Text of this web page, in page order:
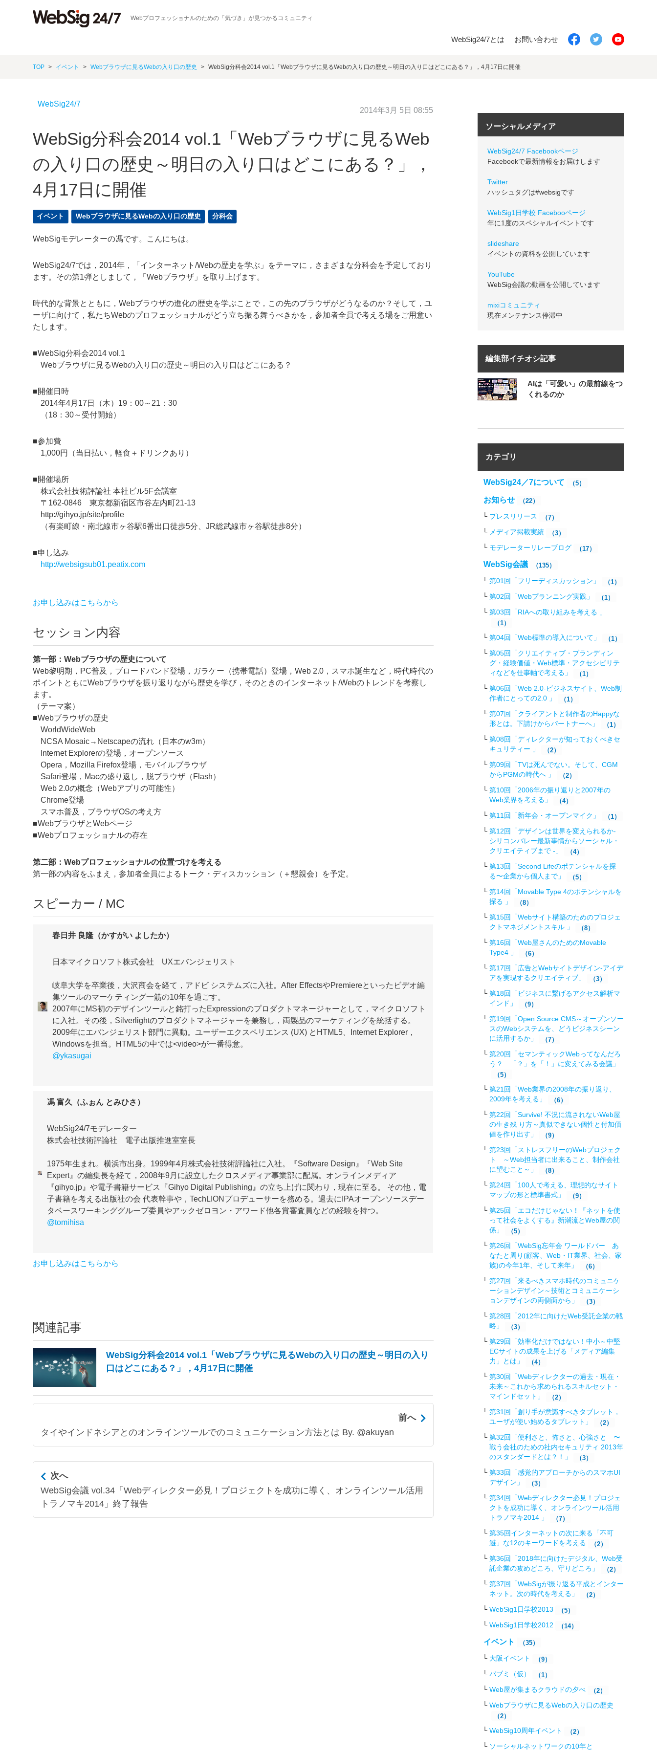
Webプロフェッショナルのための「気づき」が見つかるコミュニティ
WebSig24/7とは お問い合わせ
TOP イベント Webブラウザに見るWebの入り口の歴史 WebSig分科会2014 vol.1「Webブラウザに見るWebの入り口の歴史～明日の入り口はどこにある？」，4月17日に開催
WebSig24/7
2014年3月 5日 08:55
WebSig分科会2014 vol.1「Webブラウザに見るWeb
の入り口の歴史～明日の入り口はどこにある？」，
4月17日に開催
イベント Webブラウザに見るWebの入り口の歴史 分科会
WebSigモデレーターの馮です。こんにちは。
WebSig24/7では，2014年，「インターネット/Webの歴史を学ぶ」をテーマに，さまざまな分科会を予定しており
ます。その第1弾としまして，「Webブラウザ」を取り上げます。
時代的な背景とともに，Webブラウザの進化の歴史を学ぶことで，この先のブラウザがどうなるのか？そして，ユ
ーザに向けて，私たちWebのプロフェッショナルがどう立ち振る舞うべきかを，参加者全員で考える場をご用意い
たします。
■WebSig分科会2014 vol.1
Webブラウザに見るWebの入り口の歴史～明日の入り口はどこにある？
■開催日時
2014年4月17日（木）19：00～21：30
（18：30～受付開始）
■参加費
1,000円（当日払い，軽食＋ドリンクあり）
■開催場所
株式会社技術評論社 本社ビル5F会議室
〒162-0846 東京都新宿区市谷左内町21-13
http://gihyo.jp/site/profile
（有楽町線・南北線市ヶ谷駅6番出口徒歩5分、JR総武線市ヶ谷駅徒歩8分）
■申し込み
http://websigsub01.peatix.com
お申し込みはこちらから
セッション内容
第一部：Webブラウザの歴史について
Web黎明期，PC普及，ブロードバンド登場，ガラケー（携帯電話）登場，Web 2.0，スマホ誕生など，時代時代の
ポイントともにWebブラウザを振り返りながら歴史を学び，そのときのインターネット/Webのトレンドを考察し
ます。
（テーマ案）
■Webブラウザの歴史
WorldWideWeb
NCSA Mosaic→Netscapeの流れ（日本のw3m）
Internet Explorerの登場，オープンソース
Opera，Mozilla Firefox登場，モバイルブラウザ
Safari登場，Macの盛り返し，脱ブラウザ（Flash）
Web 2.0の概念（Webアプリの可能性）
Chrome登場
スマホ普及，ブラウザOSの考え方
■WebブラウザとWebページ
■Webプロフェッショナルの存在
第二部：Webプロフェッショナルの位置づけを考える
第一部の内容をふまえ，参加者全員によるトーク・ディスカッション（＋懇親会）を予定。
スピーカー / MC
春日井 良隆（かすがい よしたか）
日本マイクロソフト株式会社 UXエバンジェリスト
岐阜大学を卒業後，大沢商会を経て，アドビ システムズに入社。After EffectsやPremiereといったビデオ編
集ツールのマーケティング一筋の10年を過ごす。
2007年にMS初のデザインツールと銘打ったExpressionのプロダクトマネージャーとして，マイクロソフト
に入社。その後，Silverlightのプロダクトマネージャーを兼務し，両製品のマーケティングを統括する。
2009年にエバンジェリスト部門に異動。ユーザーエクスペリエンス (UX) とHTML5、Internet Explorer，
Windowsを担当。HTML5の中では<video>が一番得意。
@ykasugai
馮 富久（ふぉん とみひさ）
WebSig24/7モデレーター
株式会社技術評論社 電子出版推進室室長
1975年生まれ。横浜市出身。1999年4月株式会社技術評論社に入社。『Software Design』『Web Site
Expert』の編集長を経て，2008年9月に設立したクロスメディア事業部に配属。オンラインメディア
『gihyo.jp』や電子書籍サービス『Gihyo Digital Publishing』の立ち上げに関わり，現在に至る。 その他，電
子書籍を考える出版社の会 代表幹事や，TechLIONプロデューサーを務める。過去にIPAオープンソースデー
タベースワーキンググループ委員やアックゼロヨン・アワード他各賞審査員などの経験を持つ。
@tomihisa
お申し込みはこちらから
関連記事
WebSig分科会2014 vol.1「Webブラウザに見るWebの入り口の歴史～明日の入り
口はどこにある？」，4月17日に開催
前へ
タイやインドネシアとのオンラインツールでのコミュニケーション方法とは By. @akuyan
次へ
WebSig会議 vol.34「Webディレクター必見！プロジェクトを成功に導く、オンラインツール活用
トラノマキ2014」終了報告
ソーシャルメディア
WebSig24/7 Facebookページ
Facebookで最新情報をお届けします
Twitter
ハッシュタグは#websigです
WebSig1日学校 Facebooページ
年に1度のスペシャルイベントです
slideshare
イベントの資料を公開しています
YouTube
WebSig会議の動画を公開しています
mixiコミュニティ
現在メンテナンス停滞中
編集部イチオシ記事
AIは「可愛い」の最前線をつ
くれるのか
カテゴリ
WebSig24／7について （5）
お知らせ （22）
プレスリリース （7）
メディア掲載実績 （3）
モデレーターリレーブログ （17）
WebSig会議 （135）
第01回「フリーディスカッション」 （1）
第02回「Webプランニング実践」 （1）
第03回「RIAへの取り組みを考える 」
（1）
第04回「Web標準の導入について」 （1）
第05回「クリエイティブ・ブランディン
グ・経験価値・Web標準・アクセシビリテ
ィなどを仕事軸で考える」
（1）
第06回「Web 2.0-ビジネスサイト、Web制
作者にとっての2.0 」
（1）
第07回「クライアントと制作者のHappyな
形とは。下請けからパートナーへ」
（1）
第08回「ディレクターが知っておくべきセ
キュリティー 」
（2）
第09回「TVは死んでない。そして、CGM
からPGMの時代へ 」
（2）
第10回「2006年の振り返りと2007年の
Web業界を考える」
（4）
第11回「新年会・オープンマイク」 （1）
第12回「デザインは世界を変えられるか-
シリコンバレー最新事情からソーシャル・
クリエイティブまで -」
（4）
第13回「Second Lifeのポテンシャルを探
る〜企業から個人まで」
（5）
第14回「Movable Type 4のポテンシャルを
探る 」
（8）
第15回「Webサイト構築のためのプロジェ
クトマネジメントスキル 」
（8）
第16回「Web屋さんのためのMovable
Type4 」
（6）
第17回「広告とWebサイトデザイン-アイデ
アを実現するクリエイティブ」
（3）
第18回「ビジネスに繋げるアクセス解析マ
インド」
（9）
第19回「Open Source CMS～オープンソー
スのWebシステムを、どうビジネスシーン
に活用するか」
（7）
第20回「セマンティックWebってなんだろ
う？ 「？」を「！」に変えてみる会議」
（5）
第21回「Web業界の2008年の振り返り、
2009年を考える」
（6）
第22回「Survive! 不況に流されないWeb屋
の生き残 り方～真似できない個性と付加価
値を作り出す」
（9）
第23回「ストレスフリーのWebプロジェク
ト ～Web担当者に出来ること、制作会社
に望むこと～」
（8）
第24回「100人で考える、理想的なサイト
マップの形と標準書式」
（9）
第25回「エコだけじゃない！『ネットを使
って社会をよくする』新潮流とWeb屋の関
係」
（5）
第26回「WebSig忘年会 ワールドバー あ
なたと周り(顧客、Web・IT業界、社会、家
族)の今年1年、そして来年」
（6）
第27回「来るべきスマホ時代のコミュニケ
ーションデザイン～技術とコミュニケーシ
ョンデザインの両側面から」
（3）
第28回「2012年に向けたWeb受託企業の戦
略 」
（3）
第29回「効率化だけではない！中小～中堅
ECサイトの成果を上げる「メディア編集
力」とは」
（4）
第30回「Webディレクターの過去・現在・
未来～これから求められるスキルセット・
マインドセット」
（2）
第31回「創り手が意識すべきタブレット，
ユーザが使い始めるタブレット」
（2）
第32回「便利さと、怖さと、心強さと 〜
戦う会社のための社内セキュリティ 2013年
のスタンダードとは？！」
（3）
第33回「感覚的アプローチからのスマホUI
デザイン」
（3）
第34回「Webディレクター必見！プロジェ
クトを成功に導く、オンラインツール活用
トラノマキ2014 」
（7）
第35回インターネットの次に来る「不可
避」な12のキーワードを考える
（2）
第36回「2018年に向けたデジタル、Web受
託企業の攻めどころ、守りどころ」
（2）
第37回「WebSigが振り返る平成とインター
ネット。次の時代を考える」
（2）
WebSig1日学校2013 （5）
WebSig1日学校2012 （14）
イベント （35）
大阪イベント （9）
パブミ（仮） （1）
Web屋が集まるクラウドの夕べ （2）
Webブラウザに見るWebの入り口の歴史
（2）
WebSig10周年イベント （2）
ソーシャルネットワークの10年と